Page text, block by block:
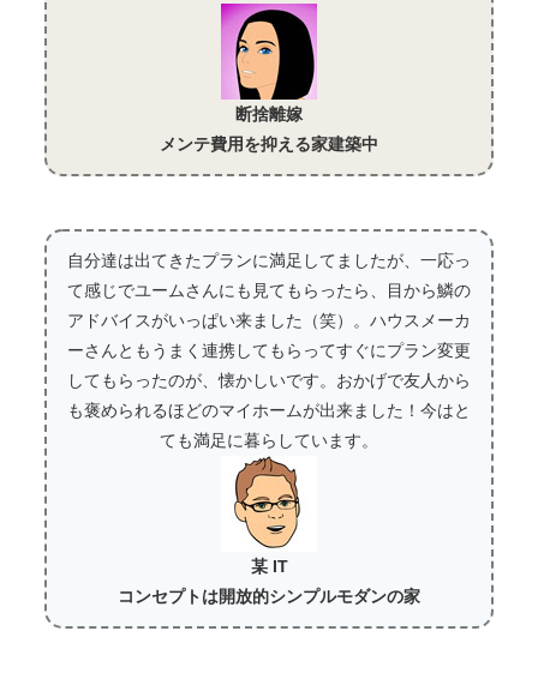
断捨離嫁
メンテ費用を抑える家建築中
自分達は出てきたプランに満足してましたが、一応っ
て感じでユームさんにも見てもらったら、目から鱗の
アドバイスがいっぱい来ました（笑）。ハウスメーカ
ーさんともうまく連携してもらってすぐにプラン変更
してもらったのが、懐かしいです。おかげで友人から
も褒められるほどのマイホームが出来ました！今はと
ても満足に暮らしています。
某 IT
コンセプトは開放的シンプルモダンの家